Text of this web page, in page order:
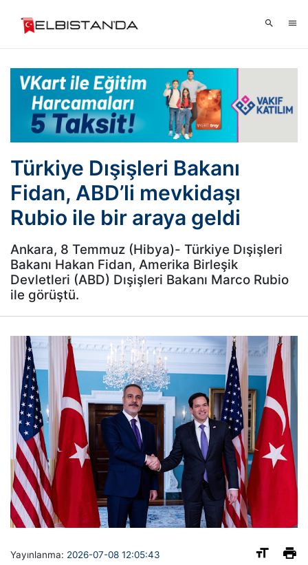
Türkiye Dışişleri Bakanı
Fidan, ABD’li mevkidaşı
Rubio ile bir araya geldi
Ankara, 8 Temmuz (Hibya)- Türkiye Dışişleri
Bakanı Hakan Fidan, Amerika Birleşik
Devletleri (ABD) Dışişleri Bakanı Marco Rubio
ile görüştü.
Yayınlanma: 2026-07-08 12:05:43